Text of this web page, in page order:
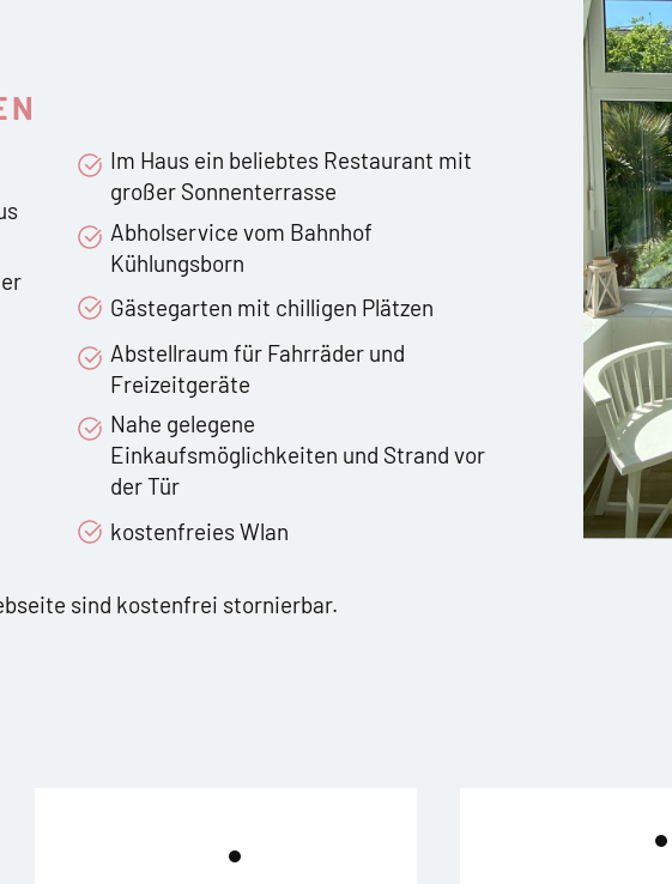
Im Haus ein beliebtes Restaurant mit
großer Sonnenterrasse
Abholservice vom Bahnhof
Kühlungsborn
Gästegarten mit chilligen Plätzen
Abstellraum für Fahrräder und
Freizeitgeräte
Nahe gelegene
Einkaufsmöglichkeiten und Strand vor
der Tür
kostenfreies Wlan
sind kostenfrei stornierbar.